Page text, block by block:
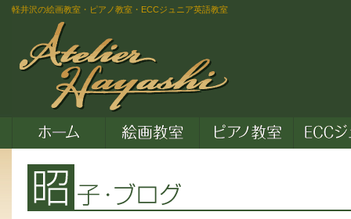
軽井沢の絵画教室・ピアノ教室・ECCジュニア英語教室